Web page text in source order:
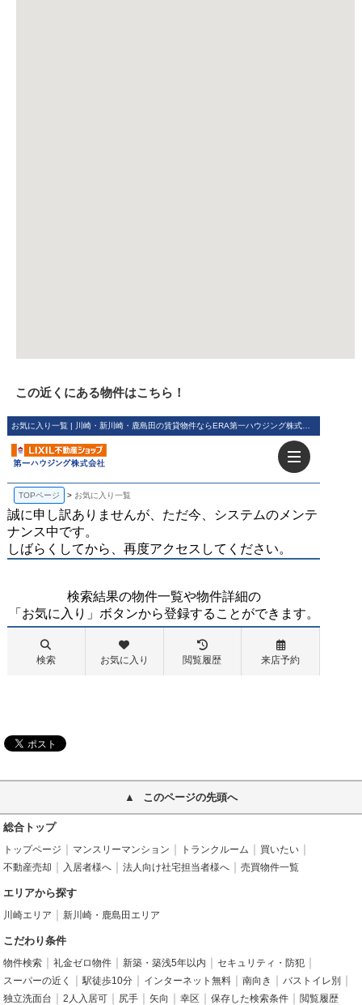
この近くにある物件はこちら！
このページの先頭へ
総合トップ
トップページ マンスリーマンション トランクルーム
買いたい
不動産売却
入居者様へ 法人向け社宅担当者様へ 売買物件一覧
エリアから探す
川崎エリア 新川崎・鹿島田エリア
こだわり条件
物件検索 礼金ゼロ物件 新築・築浅5年以内
セキュリティ・防犯
スーパーの近く
駅徒歩10分 インターネット無料 南向き
バストイレ別
独立洗面台
2人入居可 尻手 矢向 幸区 保存した検索条件 閲覧履歴